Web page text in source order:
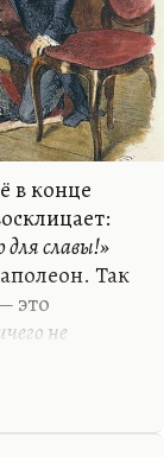
в конце
славы!»
Так
это
не
жизни как
длить